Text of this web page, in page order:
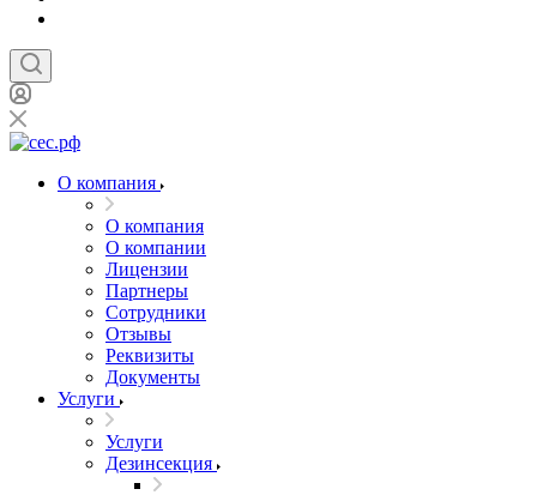
О компания
О компания
О компании
Лицензии
Партнеры
Сотрудники
Отзывы
Реквизиты
Документы
Услуги
Услуги
Дезинсекция